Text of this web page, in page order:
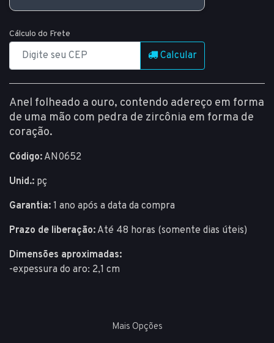
Cálculo do Frete
Calcular
Anel folheado a ouro, contendo adereço em forma
de uma mão com pedra de zircônia em forma de
coração.
Código: AN0652
Unid.: pç
Garantia: 1 ano após a data da compra
Prazo de liberação: Até 48 horas (somente dias úteis)
Dimensões aproximadas:
-expessura do aro: 2,1 cm
Mais Opções